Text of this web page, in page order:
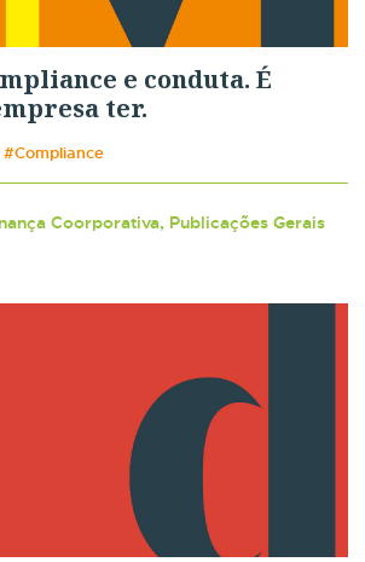
e conduta. É
ter.
Coorporativa, Publicações Gerais